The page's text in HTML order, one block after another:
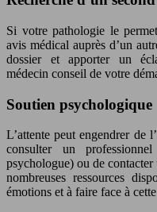
Si votre pathologie le
avis médical auprès d’un
dossier et apporter un
médecin conseil de votre
Soutien psychologique
L’attente peut engendrer de
consulter un
psychologue) ou de
nombreuses ressources
émotions et à faire face à